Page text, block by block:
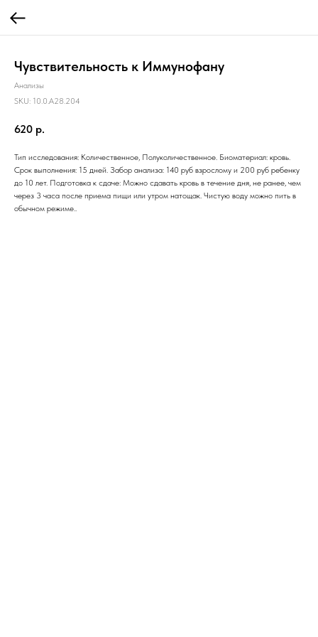
Чувствительность к Иммунофану
Анализы
SKU: 10.0.A28.204
620 р.
Тип исследования: Количественное, Полуколичественное. Биоматериал: кровь.
Срок выполнения: 15 дней. Забор анализа: 140 руб взрослому и 200 руб ребенку
до 10 лет. Подготовка к сдаче: Можно сдавать кровь в течение дня, не ранее, чем
через 3 часа после приема пищи или утром натощак. Чистую воду можно пить в
обычном режиме..